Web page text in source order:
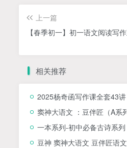
上一篇
【春季初一】初一语文阅读写
相关推荐
2025杨奇函写作课全套43讲
窦神大语文 ：豆伴匠（A系
一本系列-初中必备古诗系
豆神 窦神大语文 豆伴匠语